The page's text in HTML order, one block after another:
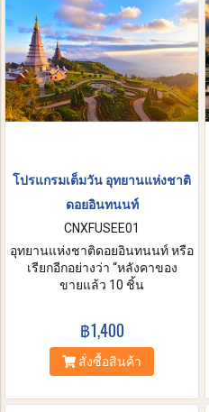
โปรแกรมเต็มวัน อุทยานแห่งชาติ
ดอยอินทนนท์
CNXFUSEE01
อุทยานแห่งชาติดอยอินทนนท์ หรือ
เรียกอีกอย่างว่า “หลังคาของ
ประเทศไทย” ตั้งอยู่บนถนนเทือก
ความสูง 2,565 เมตร จากระดับน้ำ
ทะเล คุณจะสามารถมองเห็นวิวที่
สวยงามมากจากยอดดอยนี้, แวะ
และพระมหาธาตุนภพลภูมิสิริ ที่
ขายแล้ว 10 ชิ้น
฿1,400
สั่งซื้อสินค้า